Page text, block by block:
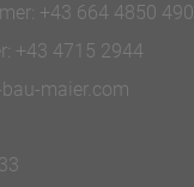
+43 664 4850 490
+43 4715 2944
maier.com